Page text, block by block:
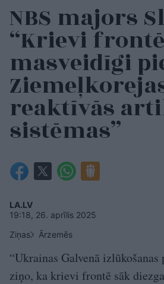
NBS majors
“Krievi
masveidīgi
reaktīvās
sistēmas”
LA.LV
19:18, 26. aprīlis 2025
Ziņas
Ārzemēs
“Ukrainas Galvenā
ziņo, ka krievi frontē sāk